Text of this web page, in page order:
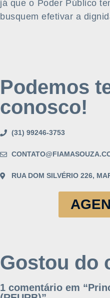
já que o Poder Público
busquem efetivar a
Podemos
conosco!
(31) 99246-3753
RUA DOM SILVÉRIO 226,
Gostou do
1 comentário em